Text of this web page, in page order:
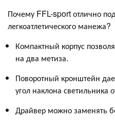
Почему FFL-sport отлично
легкоатлетического манежа?
Компактный корпус
на два метиза.
Поворотный кронштейн
угол наклона светильника
Драйвер можно заменять